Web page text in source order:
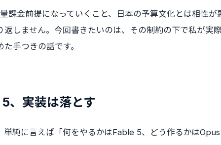
課金前提になっていくこと、日本の予算文化とは相性が
返しません。今回書きたいのは、その制約の下で私が実
手つきの話です。
、実装は落とす
単純に言えば「何をやるかはFable 5、どう作るかは